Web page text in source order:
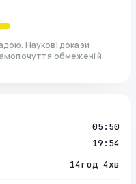
Наукові докази
обмежені й
05:50
19:54
14год 4хв